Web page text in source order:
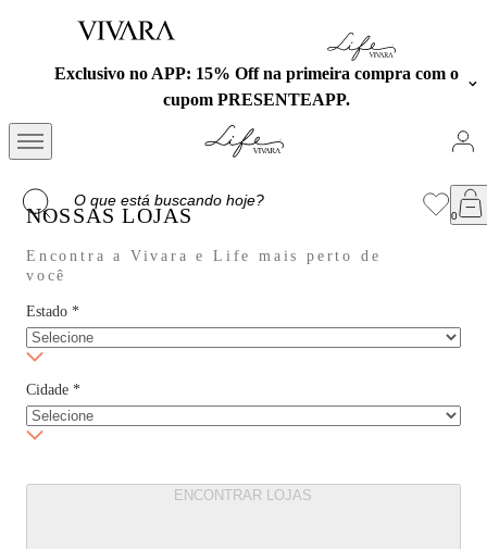
Exclusivo no APP: 15% Off na primeira compra com o
cupom PRESENTEAPP.
NOSSAS LOJAS
Encontra a Vivara e Life mais perto de
você
Estado *
Cidade *
ENCONTRAR LOJAS